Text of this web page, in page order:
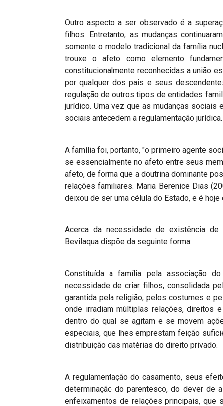
Outro aspecto a ser observado é a
filhos. Entretanto, as mudanças
somente o modelo tradicional da família
trouxe o afeto como elemento
constitucionalmente reconhecidas a união
por qualquer dos pais e seus
regulação de outros tipos de entidades
jurídico. Uma vez que as mudanças
sociais antecedem a regulamentação jurídica.
A família foi, portanto, "o primeiro agente
se essencialmente no afeto entre seus
afeto, de forma que a doutrina dominante
relações familiares. Maria Berenice Dias
deixou de ser uma célula do Estado, e é
Acerca da necessidade de existência
Bevilaqua dispõe da seguinte forma:
Constituída a família pela associação
necessidade de criar filhos, consolidada
garantida pela religião, pelos costumes e
onde irradiam múltiplas relações, direitos
dentro do qual se agitam e se movem
especiais, que lhes emprestam feição
distribuição das matérias do direito privado.
A regulamentação do casamento, seus
determinação do parentesco, do dever de
enfeixamentos de relações principais, que